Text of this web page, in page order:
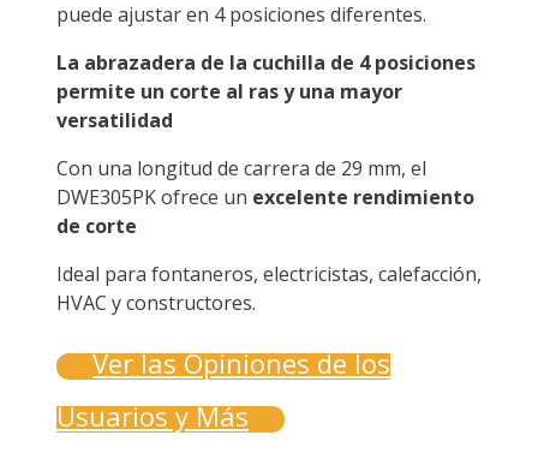
puede ajustar en 4 posiciones diferentes.
La abrazadera de la cuchilla de 4 posiciones
permite un corte al ras y una mayor
versatilidad
Con una longitud de carrera de 29 mm, el
DWE305PK ofrece un excelente rendimiento
de corte
Ideal para fontaneros, electricistas, calefacción,
HVAC y constructores.
Ver las Opiniones de los
Usuarios y Más